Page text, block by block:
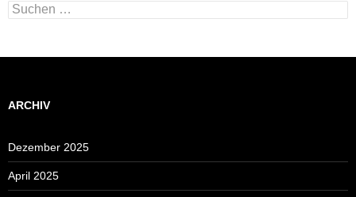
Suchen
nach:
ARCHIV
Dezember 2025
April 2025